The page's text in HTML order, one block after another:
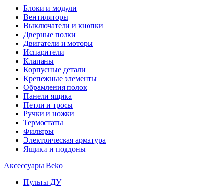
Блоки и модули
Вентиляторы
Выключатели и кнопки
Дверные полки
Двигатели и моторы
Испарители
Клапаны
Корпусные детали
Крепежные элементы
Обрамления полок
Панели ящика
Петли и тросы
Ручки и ножки
Термостаты
Фильтры
Электрическая арматура
Ящики и поддоны
Аксессуары Beko
Пульты ДУ